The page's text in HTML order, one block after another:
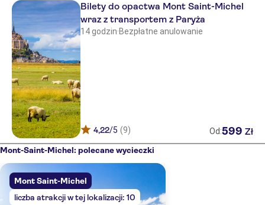
Bilety do opactwa Mont Saint-Michel
wraz z transportem z Paryża
14 godzin·Bezpłatne anulowanie
4,22/5 (9) Od:599 Zł
Mont-Saint-Michel: polecane wycieczki
Mont Saint-Michel
liczba atrakcji w tej lokalizacji: 10